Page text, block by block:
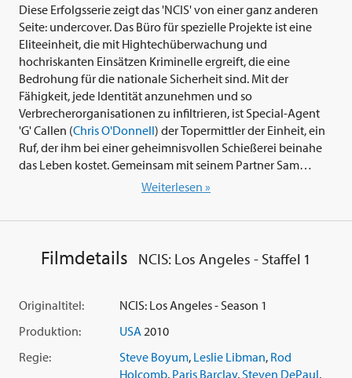
Diese Erfolgsserie zeigt das 'NCIS' von einer ganz anderen
Seite: undercover. Das Büro für spezielle Projekte ist eine
Eliteeinheit, die mit Hightechüberwachung und
hochriskanten Einsätzen Kriminelle ergreift, die eine
Bedrohung für die nationale Sicherheit sind. Mit der
Fähigkeit, jede Identität anzunehmen und so
Verbrecherorganisationen zu infiltrieren, ist Special-Agent
'G' Callen (Chris O'Donnell) der Topermittler der Einheit, ein
Ruf, der ihm bei einer geheimnisvollen Schießerei beinahe
das Leben kostet. Gemeinsam mit seinem Partner Sam
), einem rauen Ex-Navy-SEAL, und einem
ermitteln sie in Fällen, die von Mord über Spionage bis zu
gestohlenen Waffen reichen - und auch gegen den Mann,
01. Operation Dakota
02. Der einzige leichte Tag
Weiterlesen »
Filmdetails NCIS: Los Angeles - Staffel 1
Originaltitel:
NCIS: Los Angeles - Season 1
Produktion:
USA 2010
Regie:
Steve Boyum, Leslie Libman, Rod
Holcomb, Paris Barclay, Steven DePaul,